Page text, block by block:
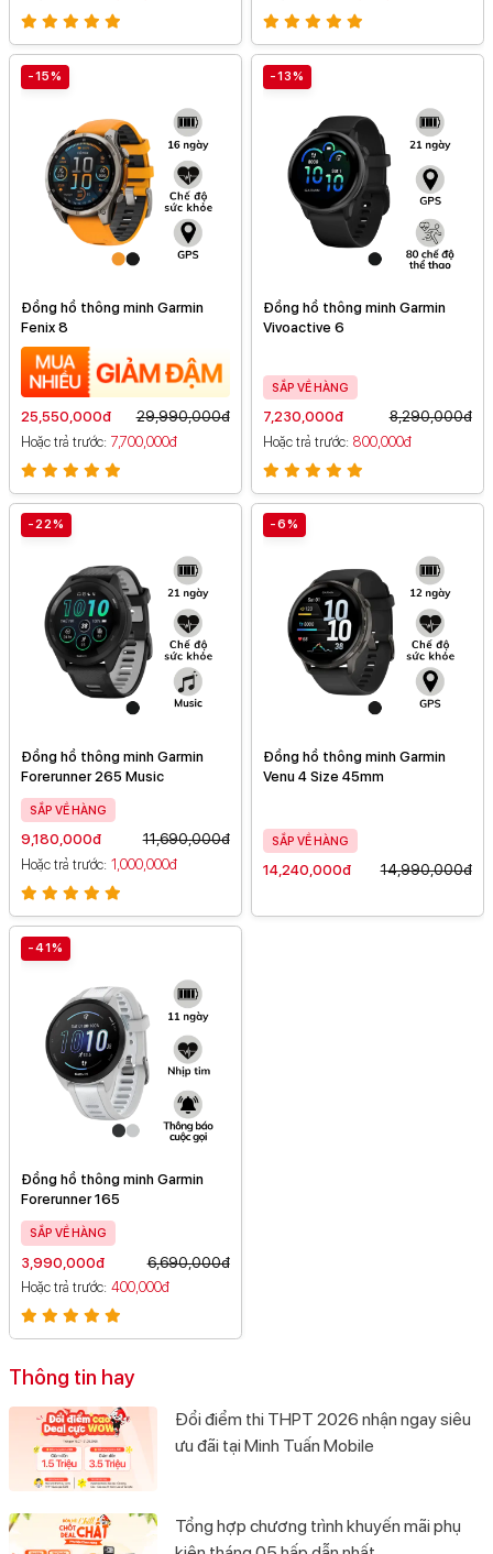
-15%
Đồng hồ thông minh Garmin
Fenix 8
25,550,000đ
29,990,000đ
Hoặc trả trước 7,700,000đ
-13%
Đồng hồ thông minh Garmin
Vivoactive 6
SẮP VỀ HÀNG
7,230,000đ
8,290,000đ
Hoặc trả trước 800,000đ
-22%
Đồng hồ thông minh Garmin
Forerunner 265 Music
SẮP VỀ HÀNG
9,180,000đ
11,690,000đ
Hoặc trả trước 1,000,000đ
-6%
Đồng hồ thông minh Garmin
Venu 4 Size 45mm
SẮP VỀ HÀNG
14,240,000đ 14,990,000đ
-41%
Đồng hồ thông minh Garmin
Forerunner 165
SẮP VỀ HÀNG
3,990,000đ
6,690,000đ
Hoặc trả trước 400,000đ
Thông tin hay
Đổi điểm thi THPT 2026 nhận ngay siêu
ưu đãi tại Minh Tuấn Mobile
Tổng hợp chương trình khuyến mãi phụ